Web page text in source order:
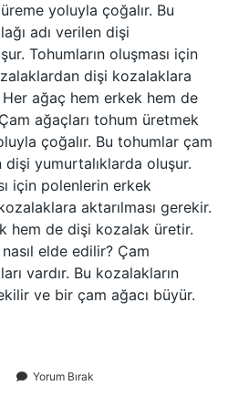
yoluyla çoğalır. Bu
adı verilen dişi
Tohumların oluşması için
dişi kozalaklara
Her ağaç hem erkek hem de
ağaçları tohum üretmek
çoğalır. Bu tohumlar çam
dişi yumurtalıklarda oluşur.
için polenlerin erkek
aktarılması gerekir.
hem de dişi kozalak üretir.
elde edilir? Çam
vardır. Bu kozalakların
ve bir çam ağacı büyür.
Yorum Bırak